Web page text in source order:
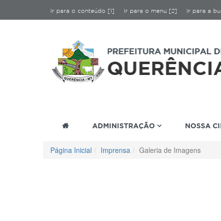
Ir para o conteúdo [1] Ir para o menu [2] Ir para a
ADMINISTRAÇÃO NOSSA
Página Inicial Imprensa Galeria de Imagens